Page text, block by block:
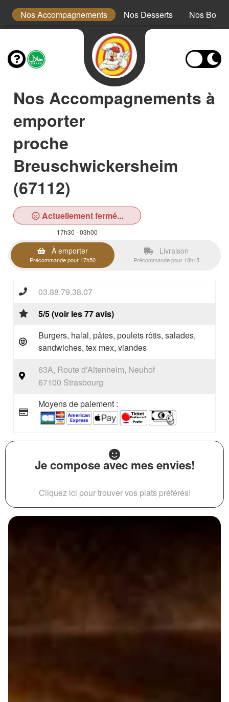
Nos Accompagnements Nos Desserts Nos
Nos Accompagnements à
emporter
proche
Breuschwickersheim
(67112)
Actuellement fermé...
17h30 - 03h00
À emporter
Précommande pour 17h50
Livraison
Précommande pour 18h15
03.88.79.38.07
5/5 (voir les 77 avis)
Burgers, halal, pâtes, poulets rôtis, salades,
sandwiches, tex mex, viandes
63A, Route d'Altenheim, Neuhof
67100 Strasbourg
Moyens de paiement :
Je compose avec mes envies!
Cliquez ici pour trouver vos plats préférés!